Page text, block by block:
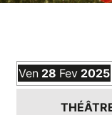
Ven 28 Fev 2025